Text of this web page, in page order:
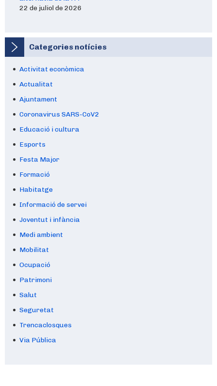
22 de juliol de 2026
Categories notícies
Activitat econòmica
Actualitat
Ajuntament
Coronavirus SARS-CoV2
Educació i cultura
Esports
Festa Major
Formació
Habitatge
Informació de servei
Joventut i infància
Medi ambient
Mobilitat
Ocupació
Patrimoni
Salut
Seguretat
Trencaclosques
Via Pública